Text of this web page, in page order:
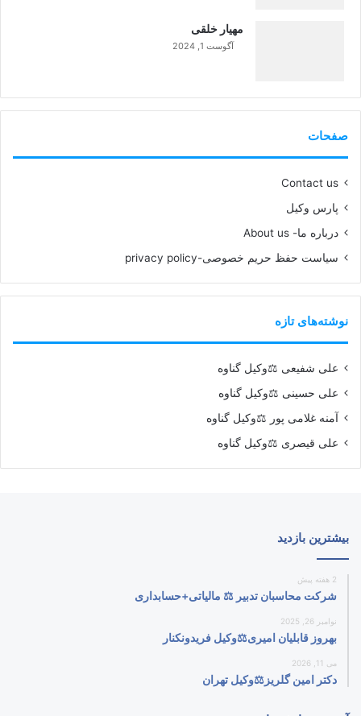
مهیار خلقی
آگوست 1, 2024
صفحات
Contact us
پارس وکیل
درباره ما- About us
سیاست حفظ حریم خصوصی-privacy policy
نوشته‌های تازه
علی شفیعی ⚖️وکیل گناوه
علی حسینی ⚖️وکیل گناوه
آمنه غلامی پور ⚖️وکیل گناوه
علی قیصری ⚖️وکیل گناوه
بیشترین بازدید
2 هفته پیش
شرکت محاسبان تدبیر ⚖️ مالیاتی+حسابداری
نوامبر 26, 2025
بهروز قابلیان امیری⚖️وکیل فریدونکنار
می 11, 2026
دکتر امین گلریز⚖️وکیل تهران